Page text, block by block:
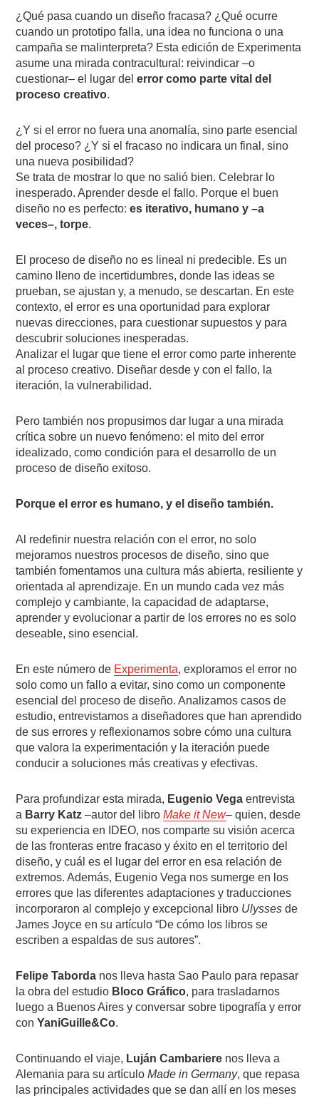
¿Qué pasa cuando un diseño fracasa? ¿Qué ocurre
cuando un prototipo falla, una idea no funciona o una
campaña se malinterpreta? Esta edición de Experimenta
asume una mirada contracultural: reivindicar –o
cuestionar– el lugar delerror como parte vital del
proceso creativo.
¿Y si el error no fuera una anomalía, sino parte esencial
del proceso? ¿Y si el fracaso no indicara un final, sino
una nueva posibilidad?
Se trata de mostrar lo que no salió bien. Celebrar lo
inesperado. Aprender desde el fallo. Porque el buen
diseño no es perfecto:es iterativo, humano y –a
veces–, torpe.
El proceso de diseño no es lineal ni predecible. Es un
camino lleno de incertidumbres, donde las ideas se
prueban, se ajustan y, a menudo, se descartan. En este
contexto, el error es una oportunidad para explorar
nuevas direcciones, para cuestionar supuestos y para
descubrir soluciones inesperadas.
Analizar el lugar que tiene el error como parte inherente
al proceso creativo. Diseñar desde y con el fallo, la
iteración, la vulnerabilidad.
Pero también nos propusimos dar lugar a una mirada
crítica sobre un nuevo fenómeno: el mito del error
idealizado, como condición para el desarrollo de un
proceso de diseño exitoso.
Porque el error es humano, y el diseño también.
Al redefinir nuestra relación con el error, no solo
mejoramos nuestros procesos de diseño, sino que
también fomentamos una cultura más abierta, resiliente y
orientada al aprendizaje. En un mundo cada vez más
complejo y cambiante, la capacidad de adaptarse,
aprender y evolucionar a partir de los errores no es solo
deseable, sino esencial.
En este número de Experimenta, exploramos el error no
solo como un fallo a evitar, sino como un componente
esencial del proceso de diseño. Analizamos casos de
estudio, entrevistamos a diseñadores que han aprendido
de sus errores y reflexionamos sobre cómo una cultura
que valora la experimentación y la iteración puede
conducir a soluciones más creativas y efectivas.
Para profundizar esta mirada, Eugenio Vega entrevista
a Barry Katz –autor del libroMake it New– quien, desde
su experiencia en IDEO, nos comparte su visión acerca
de las fronteras entre fracaso y éxito en el territorio del
diseño, y cuál es el lugar del error en esa relación de
extremos. Además, Eugenio Vega nos sumerge en los
errores que las diferentes adaptaciones y traducciones
incorporaron al complejo y excepcional libro Ulysses de
James Joyce en su artículo “De cómo los libros se
escriben a espaldas de sus autores”.
Felipe Taborda nos lleva hasta Sao Paulo para repasar
la obra del estudio Bloco Gráfico, para trasladarnos
luego a Buenos Aires y conversar sobre tipografía y error
conYaniGuille&Co.
Continuando el viaje, Luján Cambariere nos lleva a
Alemania para su artículoMade in Germany, que repasa
las principales actividades que se dan allí en los meses